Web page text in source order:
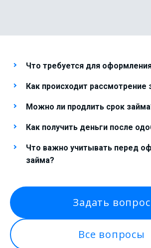
Что требуется для
Как происходит рассмотрение
Можно ли продлить срок
Как получить деньги после
Что важно учитывать перед
займа?
Задать вопрос
Все вопросы